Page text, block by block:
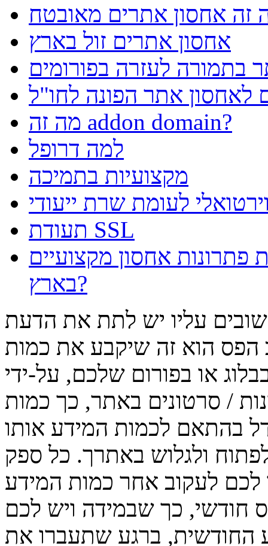
זה אחסון אתרים מאובטח
אחסון אתרים זול בארץ
בתמורה לעזרה בפורומים
לאחסון אתר הפונה לחו"ל
מה זה addon domain?
למה דרופל
מקצועיות בתמיכה
לעומת שרת ייעודי
תעודת SSL
אחסון מקצועיים
בארץ?
עליו יש לתת את הדעת
הפס הוא זה שיקבע את כמות
או בפורום שלכם, על-ידי
/ סרטונים באתר, כך כמות
בהתאם לכמות המידע אותו
ולגלוש באתרך. כל ספק
לעקוב אחר כמות המידע
כך שבמידה ויש לכם
החודשית, ברגע שתעברו את